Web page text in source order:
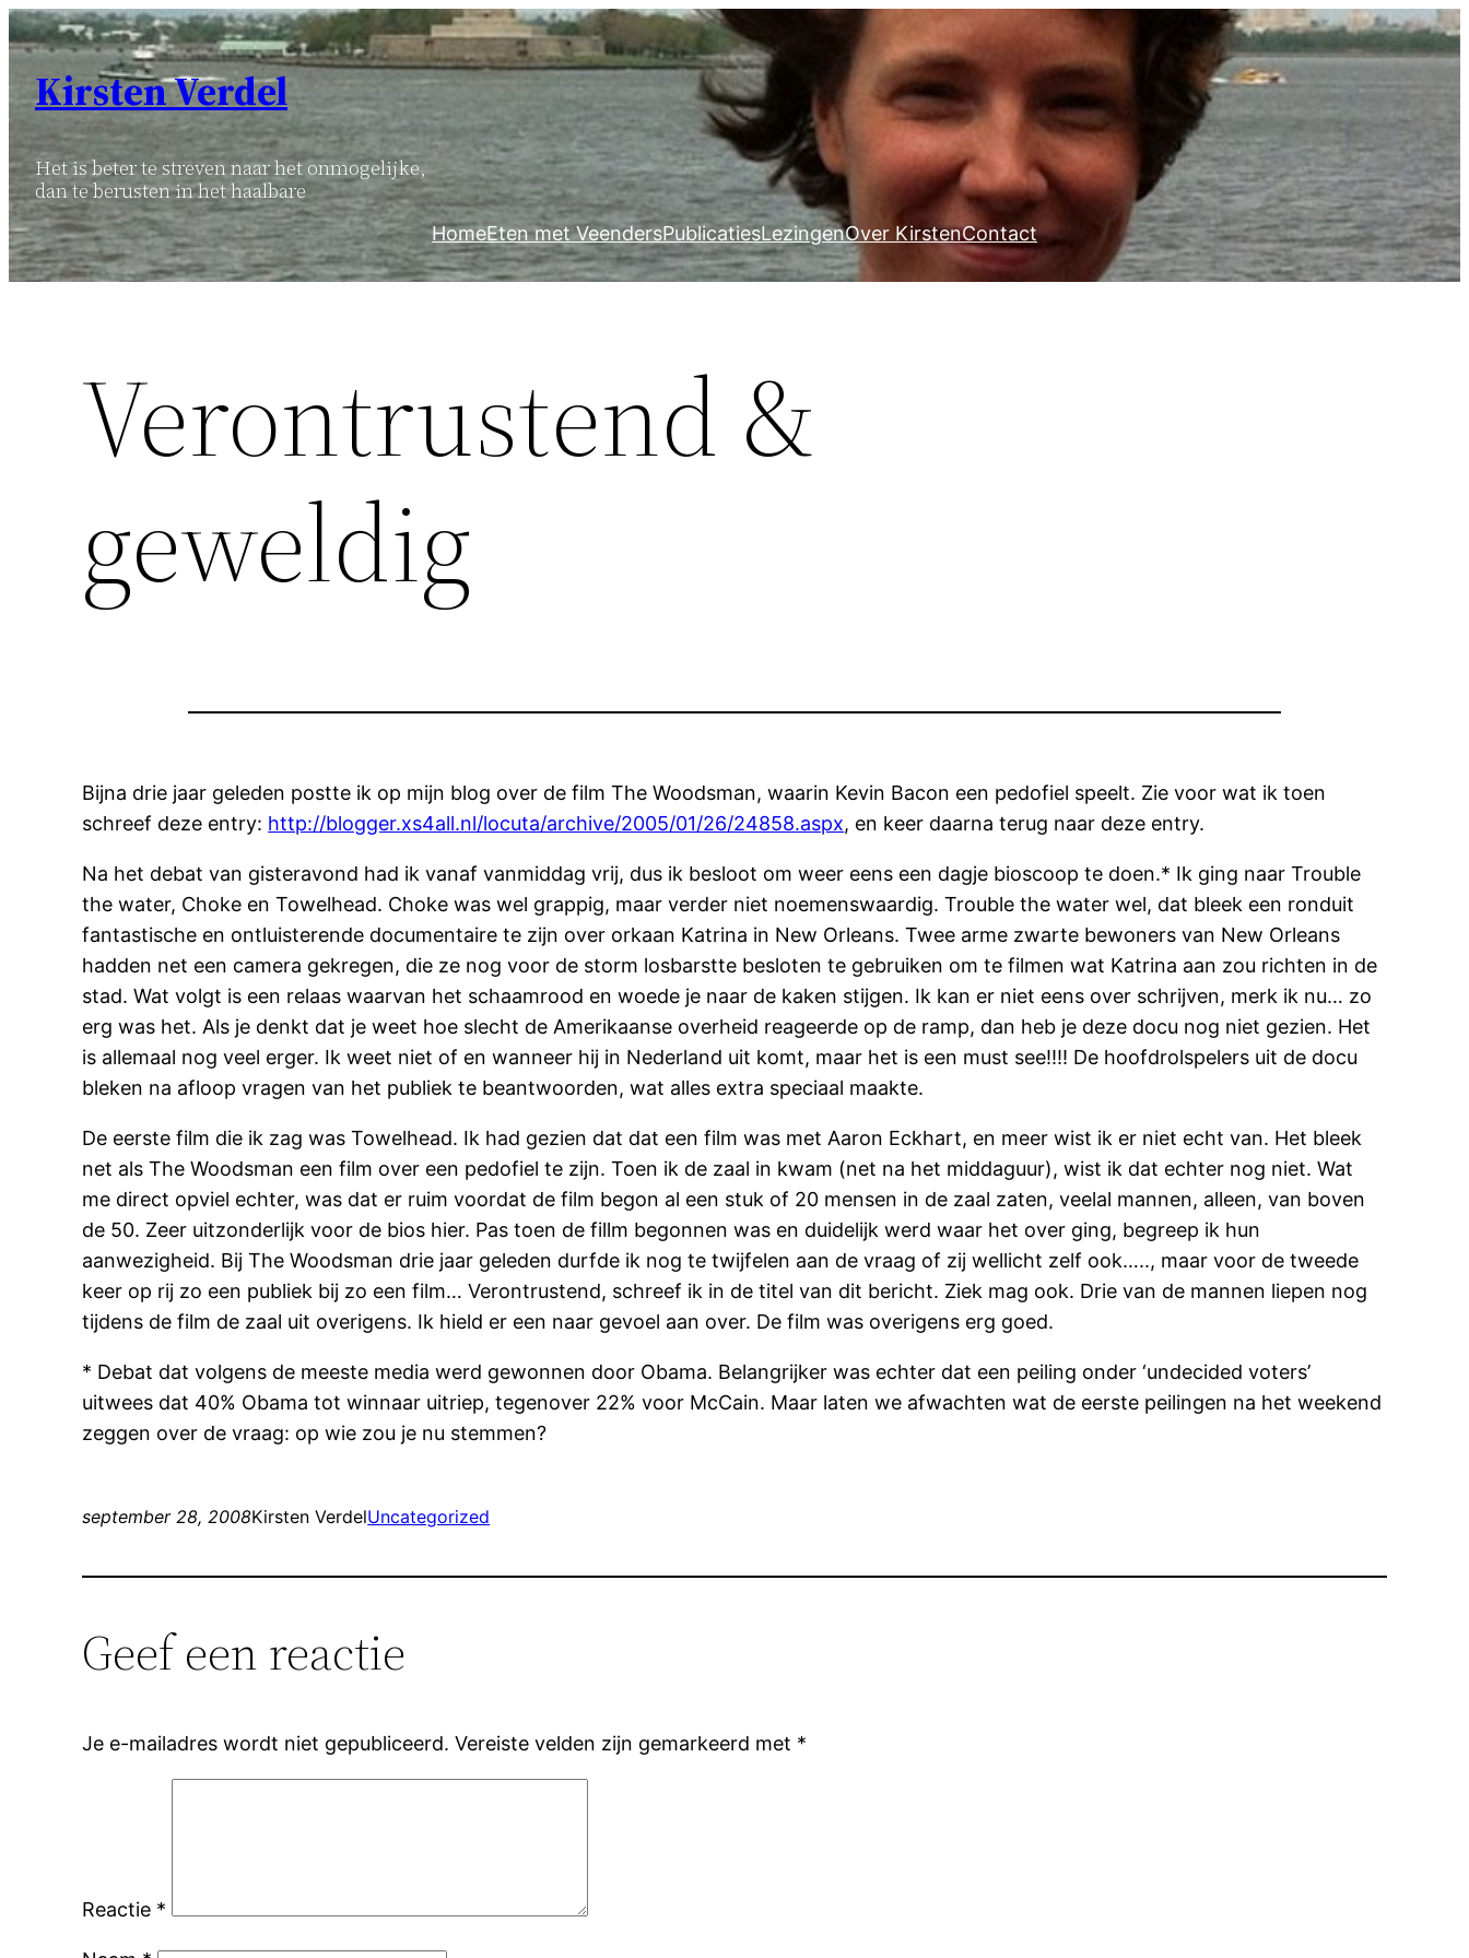
Ga
naar
inhoud
Kirsten Verdel
Het is beter te streven naar het onmogelijke,
dan te berusten in het haalbare
HomeEten met VeendersPublicatiesLezingenOver KirstenContact
Verontrustend &
geweldig
Bijna drie jaar geleden postte ik op mijn blog over de film The Woodsman, waarin Kevin Bacon een pedofiel speelt. Zie voor wat ik toen
schreef deze entry: http://blogger.xs4all.nl/locuta/archive/2005/01/26/24858.aspx, en keer daarna terug naar deze entry.
Na het debat van gisteravond had ik vanaf vanmiddag vrij, dus ik besloot om weer eens een dagje bioscoop te doen.* Ik ging naar Trouble
the water, Choke en Towelhead. Choke was wel grappig, maar verder niet noemenswaardig. Trouble the water wel, dat bleek een ronduit
fantastische en ontluisterende documentaire te zijn over orkaan Katrina in New Orleans. Twee arme zwarte bewoners van New Orleans
hadden net een camera gekregen, die ze nog voor de storm losbarstte besloten te gebruiken om te filmen wat Katrina aan zou richten in de
stad. Wat volgt is een relaas waarvan het schaamrood en woede je naar de kaken stijgen. Ik kan er niet eens over schrijven, merk ik nu… zo
erg was het. Als je denkt dat je weet hoe slecht de Amerikaanse overheid reageerde op de ramp, dan heb je deze docu nog niet gezien. Het
is allemaal nog veel erger. Ik weet niet of en wanneer hij in Nederland uit komt, maar het is een must see!!!! De hoofdrolspelers uit de docu
bleken na afloop vragen van het publiek te beantwoorden, wat alles extra speciaal maakte.
De eerste film die ik zag was Towelhead. Ik had gezien dat dat een film was met Aaron Eckhart, en meer wist ik er niet echt van. Het bleek
net als The Woodsman een film over een pedofiel te zijn. Toen ik de zaal in kwam (net na het middaguur), wist ik dat echter nog niet. Wat
me direct opviel echter, was dat er ruim voordat de film begon al een stuk of 20 mensen in de zaal zaten, veelal mannen, alleen, van boven
de 50. Zeer uitzonderlijk voor de bios hier. Pas toen de fillm begonnen was en duidelijk werd waar het over ging, begreep ik hun
aanwezigheid. Bij The Woodsman drie jaar geleden durfde ik nog te twijfelen aan de vraag of zij wellicht zelf ook….., maar voor de tweede
keer op rij zo een publiek bij zo een film… Verontrustend, schreef ik in de titel van dit bericht. Ziek mag ook. Drie van de mannen liepen nog
tijdens de film de zaal uit overigens. Ik hield er een naar gevoel aan over. De film was overigens erg goed.
* Debat dat volgens de meeste media werd gewonnen door Obama. Belangrijker was echter dat een peiling onder ‘undecided voters’
uitwees dat 40% Obama tot winnaar uitriep, tegenover 22% voor McCain. Maar laten we afwachten wat de eerste peilingen na het weekend
zeggen over de vraag: op wie zou je nu stemmen?
september 28, 2008Kirsten VerdelUncategorized
Geef een reactie
Je e-mailadres wordt niet gepubliceerd. Vereiste velden zijn gemarkeerd met *
Reactie *